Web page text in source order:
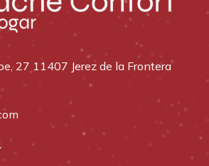
27 11407 Jerez de la Frontera